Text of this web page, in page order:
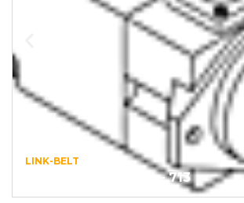
LINK-BELT
1J2600 – LINK-BELT – 713